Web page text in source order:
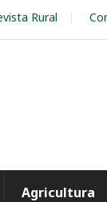
Rural
Agricultura